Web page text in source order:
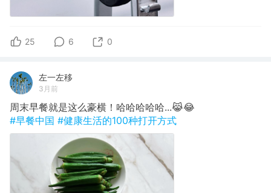
25 6 0
左一左移
3月前
周末早餐就是这么豪横！哈哈哈哈哈...😹😂
#早餐中国 #健康生活的100种打开方式